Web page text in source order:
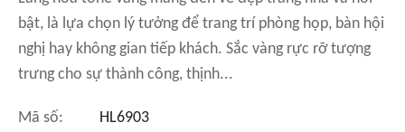
bật, là lựa chọn lý tưởng để trang trí phòng họp, bàn hội
nghị hay không gian tiếp khách. Sắc vàng rực rỡ tượng
trưng cho sự thành công, thịnh...
Mã số:
HL6903